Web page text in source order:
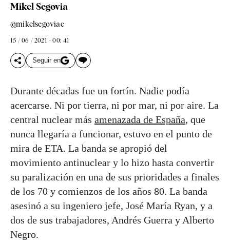
Mikel Segovia
@mikelsegoviac
15 / 06 / 2021 - 00: 41
Seguir en
Durante décadas fue un fortín. Nadie podía
acercarse. Ni por tierra, ni por mar, ni por aire. La
central nuclear más amenazada de España, que
nunca llegaría a funcionar, estuvo en el punto de
mira de ETA. La banda se apropió del
movimiento antinuclear y lo hizo hasta convertir
su paralización en una de sus prioridades a finales
de los 70 y comienzos de los años 80. La banda
asesinó a su ingeniero jefe, José María Ryan, y a
dos de sus trabajadores, Andrés Guerra y Alberto
Negro.